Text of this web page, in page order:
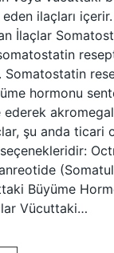
ilaçları
İlaçlar
Somatostatin
hormonu
ederek
şu anda ticari
Büyüme
Vücuttaki…